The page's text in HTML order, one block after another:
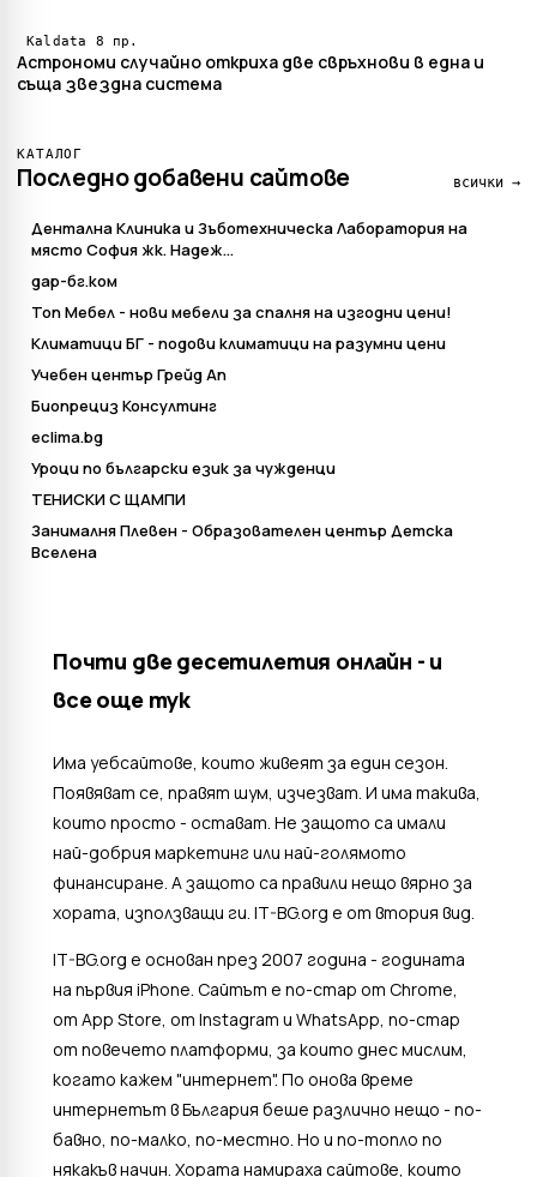
Kaldata 8 пр.
Астрономи случайно откриха две свръхнови в една и
съща звездна система
КАТАЛОГ
Последно добавени сайтове всички →
Дентална Клиника и Зъботехническа Лаборатория на
място София жк. Надеж...
дар-бг.ком
Топ Мебел - нови мебели за спалня на изгодни цени!
Климатици БГ - подови климатици на разумни цени
Учебен център Грейд Ап
Биопрециз Консултинг
eclima.bg
Уроци по български език за чужденци
ТЕНИСКИ С ЩАМПИ
Занималня Плевен - Образователен център Детска
Вселена
Почти две десетилетия онлайн - и
все още тук
Има уебсайтове, които живеят за един сезон.
Появяват се, правят шум, изчезват. И има такива,
които просто - остават. Не защото са имали
най-добрия маркетинг или най-голямото
финансиране. А защото са правили нещо вярно за
хората, използващи ги. IT-BG.org е от втория вид.
IT-BG.org е основан през 2007 година - годината
на първия iPhone. Сайтът е по-стар от Chrome,
от App Store, от Instagram и WhatsApp, по-стар
от повечето платформи, за които днес мислим,
когато кажем "интернет". По онова време
интернетът в България беше различно нещо - по-
бавно, по-малко, по-местно. Но и по-топло по
някакъв начин. Хората намираха сайтове, които